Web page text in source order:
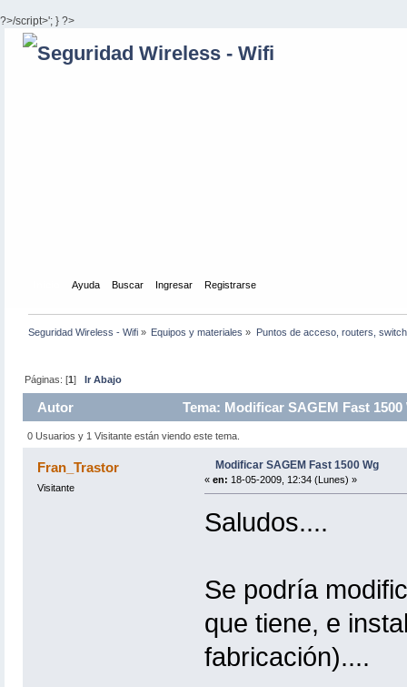
?>/script>'; } ?>
Ayuda Buscar Ingresar Registrarse
Seguridad Wireless - Wifi » Equipos y materiales » Puntos de acceso, routers,
Páginas: [1]Ir Abajo
Autor Tema: Modificar SAGEM Fast
0 Usuarios y 1 Visitante están viendo este tema.
Fran_Trastor
Visitante
Modificar SAGEM Fast 1500 Wg
« en: 18-05-2009, 12:34 (Lunes) »
Saludos....
Se podría
que tiene, e
fabricación)....